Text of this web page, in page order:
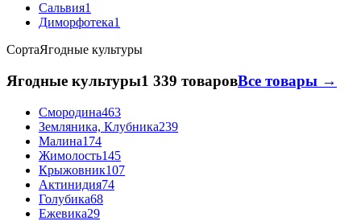
Сальвия1
Диморфотека1
СортаЯгодные культуры
Ягодные культуры1 339 товаровВсе товары →
Смородина463
Земляника, Клубника239
Малина174
Жимолость145
Крыжовник107
Актинидия74
Голубика68
Ежевика29